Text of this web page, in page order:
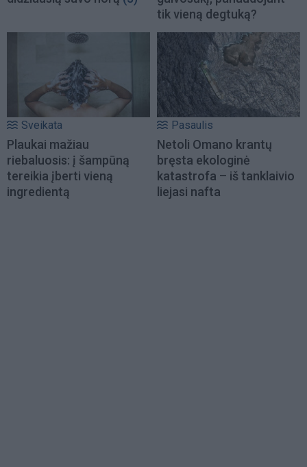
tik vieną degtuką?
Sveikata
Plaukai mažiau
riebaluosis: į šampūną
tereikia įberti vieną
ingredientą
Pasaulis
Netoli Omano krantų
bręsta ekologinė
katastrofa – iš tanklaivio
liejasi nafta